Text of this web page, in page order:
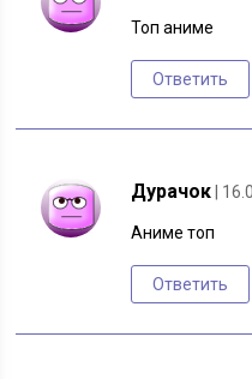
Топ аниме
Ответить
Дурачок |
Аниме топ
Ответить